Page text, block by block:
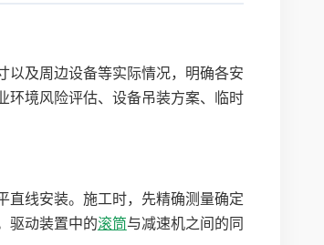
以及周边设备等实际情况，明确各安
环境风险评估、设备吊装方案、临时
直线安装。施工时，先精确测量确定
驱动装置中的滚筒与减速机之间的同